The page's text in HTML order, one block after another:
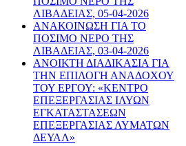
ΛΙΒΑΔΕΙΑΣ, 05-04-2026
ΑΝΑΚΟΙΝΩΣΗ ΓΙΑ ΤΟ
ΠΟΣΙΜΟ ΝΕΡΟ ΤΗΣ
ΛΙΒΑΔΕΙΑΣ, 03-04-2026
AΝΟΙΚΤΗ ΔΙΑΔΙΚΑΣΙΑ ΓΙΑ
ΤΗΝ ΕΠΙΛΟΓΗ ΑΝΑΔΟΧΟΥ
ΤΟΥ ΕΡΓΟΥ: «ΚΕΝΤΡΟ
ΕΠΕΞΕΡΓΑΣΙΑΣ ΙΛΥΩΝ
ΕΓΚΑΤΑΣΤΑΣΕΩΝ
ΕΠΕΞΕΡΓΑΣΙΑΣ ΛΥΜΑΤΩΝ
ΔΕΥΑΛ»